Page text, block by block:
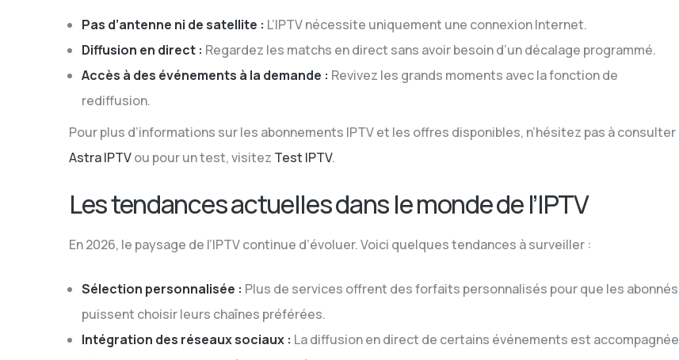
Pas d’antenne ni de satellite : L’IPTV nécessite uniquement une connexion Internet.
Diffusion en direct : Regardez les matchs en direct sans avoir besoin d’un décalage programmé.
Accès à des événements à la demande : Revivez les grands moments avec la fonction de
rediffusion.
Pour plus d’informations sur les abonnements IPTV et les offres disponibles, n’hésitez pas à consulter
Astra IPTVou pour un test, visitez Test IPTV.
Les tendances actuelles dans le monde de l’IPTV
En 2026, le paysage de l’IPTV continue d’évoluer. Voici quelques tendances à surveiller :
Sélection personnalisée : Plus de services offrent des forfaits personnalisés pour que les abonnés
puissent choisir leurs chaînes préférées.
Intégration des réseaux sociaux : La diffusion en direct de certains événements est accompagnée